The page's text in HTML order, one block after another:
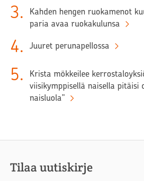
3.
Kahden hengen ruokamenot
paria avaa ruokakulunsa
4. Juuret perunapellossa
5.
Krista mökkeilee
viisikymppisellä naisella pitäisi
naisluola”
Tilaa uutiskirje